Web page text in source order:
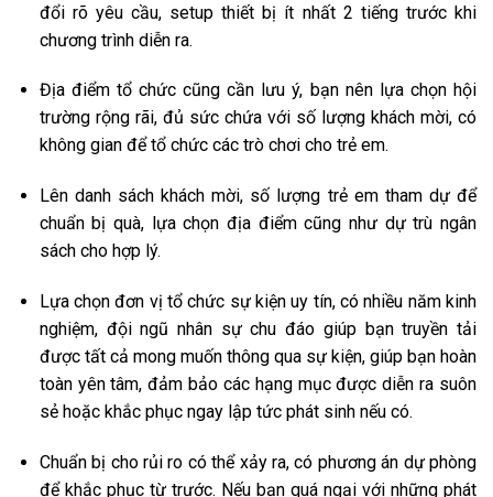
đổi rõ yêu cầu, setup thiết bị ít nhất 2 tiếng trước khi
chương trình diễn ra.
Địa điểm tổ chức cũng cần lưu ý, bạn nên lựa chọn hội
trường rộng rãi, đủ sức chứa với số lượng khách mời, có
không gian để tổ chức các trò chơi cho trẻ em.
Lên danh sách khách mời, số lượng trẻ em tham dự để
chuẩn bị quà, lựa chọn địa điểm cũng như dự trù ngân
sách cho hợp lý.
Lựa chọn đơn vị tổ chức sự kiện uy tín, có nhiều năm kinh
nghiệm, đội ngũ nhân sự chu đáo giúp bạn truyền tải
được tất cả mong muốn thông qua sự kiện, giúp bạn hoàn
toàn yên tâm, đảm bảo các hạng mục được diễn ra suôn
sẻ hoặc khắc phục ngay lập tức phát sinh nếu có.
Chuẩn bị cho rủi ro có thể xảy ra, có phương án dự phòng
để khắc phục từ trước. Nếu bạn quá ngại với những phát